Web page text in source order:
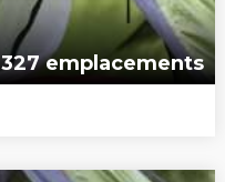
327 emplacements